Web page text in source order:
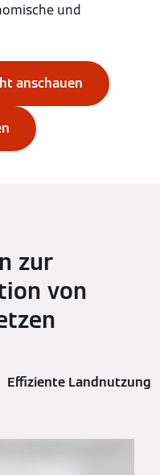
und
anschauen
zur
von
Effiziente Landnutzung